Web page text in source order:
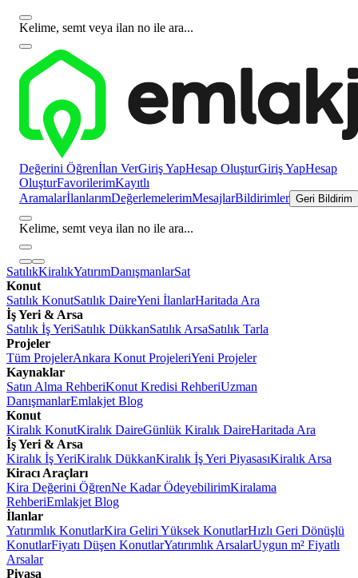
Kelime, semt veya ilan no ile ara...
Değerini Öğrenİlan VerGiriş YapHesap OluşturGiriş YapHesap
OluşturFavorilerimKayıtlı
AramalarİlanlarımDeğerlemelerimMesajlarBildirimler Geri Bildirim
Kelime, semt veya ilan no ile ara...
SatılıkKiralıkYatırımDanışmanlarSat
Konut
Satılık KonutSatılık DaireYeni İlanlarHaritada Ara
İş Yeri & Arsa
Satılık İş YeriSatılık DükkanSatılık ArsaSatılık Tarla
Projeler
Tüm ProjelerAnkara Konut ProjeleriYeni Projeler
Kaynaklar
Satın Alma RehberiKonut Kredisi RehberiUzman
DanışmanlarEmlakjet Blog
Konut
Kiralık KonutKiralık DaireGünlük Kiralık DaireHaritada Ara
İş Yeri & Arsa
Kiralık İş YeriKiralık DükkanKiralık İş Yeri PiyasasıKiralık Arsa
Kiracı Araçları
Kira Değerini ÖğrenNe Kadar ÖdeyebilirimKiralama
RehberiEmlakjet Blog
İlanlar
Yatırımlık KonutlarKira Geliri Yüksek KonutlarHızlı Geri Dönüşlü
KonutlarFiyatı Düşen KonutlarYatırımlık ArsalarUygun m² Fiyatlı
Arsalar
Piyasa